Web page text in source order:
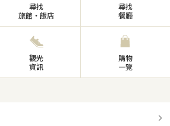
尋找
旅館・飯店
尋找
餐廳
觀光
資訊
購物
一覽